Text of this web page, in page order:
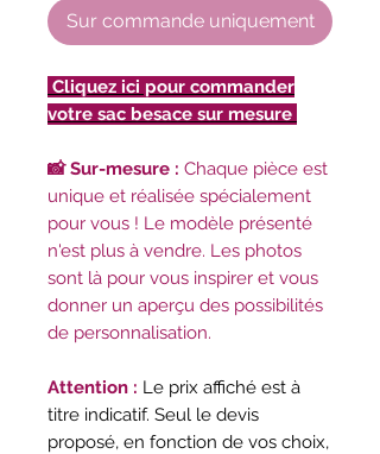
Sur commande uniquement
Cliquez ici pour commander
votre sac besace sur mesure
📸 Sur-mesure : Chaque pièce est
unique et réalisée spécialement
pour vous ! Le modèle présenté
n'est plus à vendre. Les photos
sont là pour vous inspirer et vous
donner un aperçu des possibilités
de personnalisation.
Attention : Le prix affiché est à
titre indicatif. Seul le devis
proposé, en fonction de vos choix,